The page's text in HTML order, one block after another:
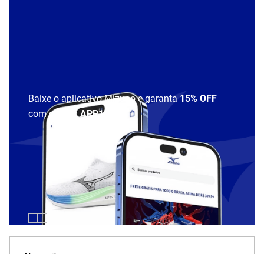
Baixe o aplicativo Mizuno e garanta15% OFF
com cupomAPP15